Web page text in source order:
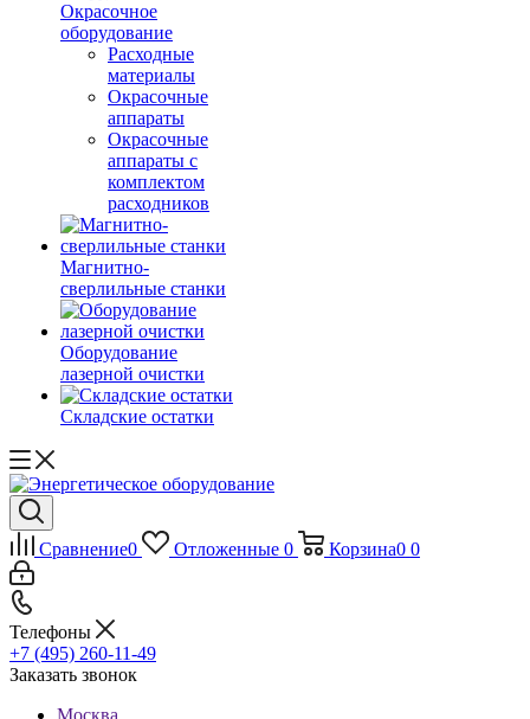
Окрасочное
оборудование
Расходные
материалы
Окрасочные
аппараты
Окрасочные
аппараты с
комплектом
расходников
Магнитно-
сверлильные станки
Оборудование
лазерной очистки
Складские остатки
Сравнение0 Отложенные 0 Корзина0 0
Телефоны
+7 (495) 260-11-49
Заказать звонок
Москва